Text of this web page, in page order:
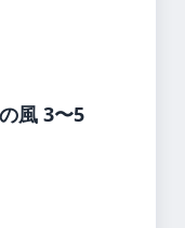
風 3〜5